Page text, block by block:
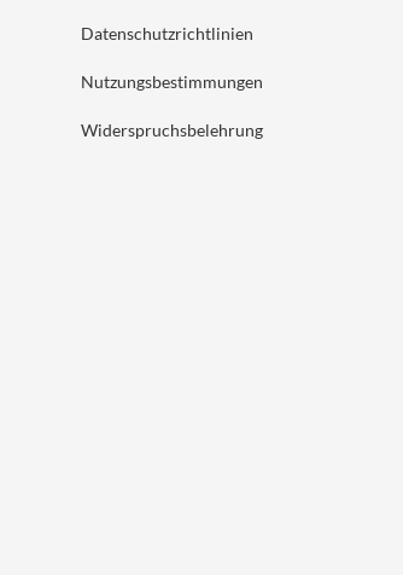
Datenschutzrichtlinien
Nutzungsbestimmungen
Widerspruchsbelehrung